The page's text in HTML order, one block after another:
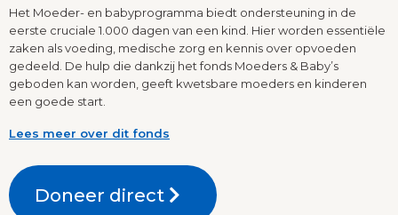
Het Moeder- en babyprogramma biedt ondersteuning in de
eerste cruciale 1.000 dagen van een kind. Hier worden essentiële
zaken als voeding, medische zorg en kennis over opvoeden
gedeeld. De hulp die dankzij het fonds Moeders & Baby’s
geboden kan worden, geeft kwetsbare moeders en kinderen
een goede start.
Lees meer over dit fonds
Doneer direct